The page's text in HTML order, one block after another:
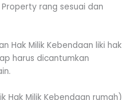
rang sesuai dan
Hak Milik Kebendaan liki hak
harus dicantumkan
Hak Milik Kebendaan rumah)